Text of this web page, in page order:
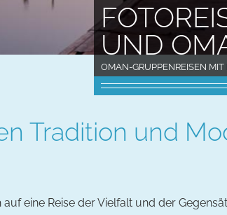
UND
OMAN-GRUPPENREISEN
Tradition und
auf eine Reise der Vielfalt und der